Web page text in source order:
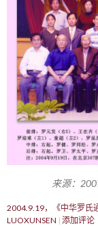
来源：
2004.9.19，《中华罗氏
LUOXUNSEN 添加评论